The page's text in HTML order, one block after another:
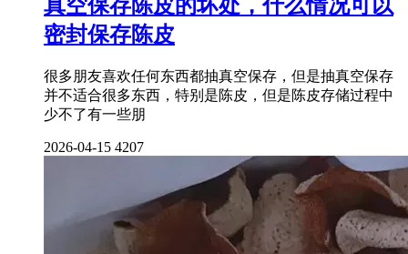
真空保存陈皮的坏处，什么情况可以
密封保存陈皮
很多朋友喜欢任何东西都抽真空保存，但是抽真空保存
并不适合很多东西，特别是陈皮，但是陈皮存储过程中
少不了有一些朋
2026-04-15 4207